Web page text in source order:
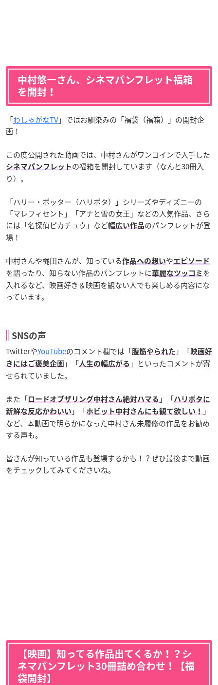
中村悠一さん、シネマパンフレット福箱
を開封！
「わしゃがなTV」ではお馴染みの「福袋（福箱）」の開封企
画！
この度公開された動画では、中村さんがワンコインで入手した
シネマパンフレット の福箱を開封しています（なんと30冊入
り）。
「ハリー・ポッター（ハリポタ）」シリーズやディズニーの
「マレフィセント」「アナと雪の女王」などの人気作品、さら
には「名探偵ピカチュウ」など幅広い作品のパンフレットが登
場！
中村さんや梶田さんが、知っている作品への想いやエピソード
を語ったり、知らない作品のパンフレットに華麗なツッコミ を
入れるなど、映画好き＆映画を観ない人でも楽しめる内容にな
っています。
SNSの声
TwitterやYouTubeのコメント欄では「腹筋やられた 」「映画好
きにはご褒美企画 」「人生の幅広がる 」といったコメントが寄
せられていました。
また「 ロードオブザリング中村さん絶対ハマる 」「ハリポタに
新鮮な反応かわいい 」「ホビット中村さんにも観て欲しい！
」
など、本動画で明らかになった中村さん未履修の作品をお勧め
する声も。
皆さんが知っている作品も登場するかも！？ぜひ最後まで動画
をチェックしてみてくださいね。
【映画】知ってる作品出てくるか！？シ
ネマパンフレット30冊詰め合わせ！【福
袋開封】